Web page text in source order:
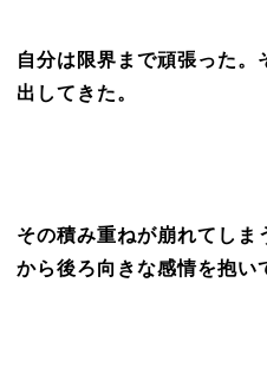
自分は限界まで頑張った。
出してきた。
その積み重ねが崩れてしま
から後ろ向きな感情を抱い